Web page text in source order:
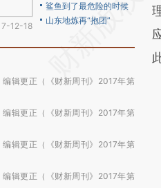
12-18
鲨鱼到了最危险的时候
山东地炼再“抱团”
编辑更正（《财新周刊》2017年第
编辑更正（《财新周刊》2017年第
编辑更正（《财新周刊》2017年第
编辑更正（《财新周刊》2017年第